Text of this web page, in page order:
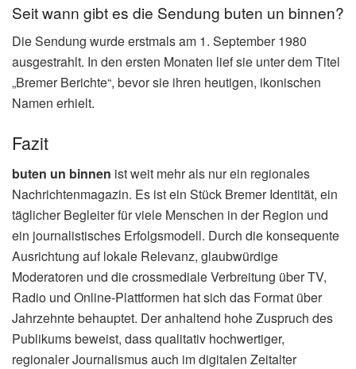
Seit wann gibt es die Sendung buten un binnen?
Die Sendung wurde erstmals am 1. September 1980
ausgestrahlt. In den ersten Monaten lief sie unter dem Titel
„Bremer Berichte“, bevor sie ihren heutigen, ikonischen
Namen erhielt.
Fazit
buten un binnen ist weit mehr als nur ein regionales
Nachrichtenmagazin. Es ist ein Stück Bremer Identität, ein
täglicher Begleiter für viele Menschen in der Region und
ein journalistisches Erfolgsmodell. Durch die konsequente
Ausrichtung auf lokale Relevanz, glaubwürdige
Moderatoren und die crossmediale Verbreitung über TV,
Radio und Online-Plattformen hat sich das Format über
Jahrzehnte behauptet. Der anhaltend hohe Zuspruch des
Publikums beweist, dass qualitativ hochwertiger,
regionaler Journalismus auch im digitalen Zeitalter